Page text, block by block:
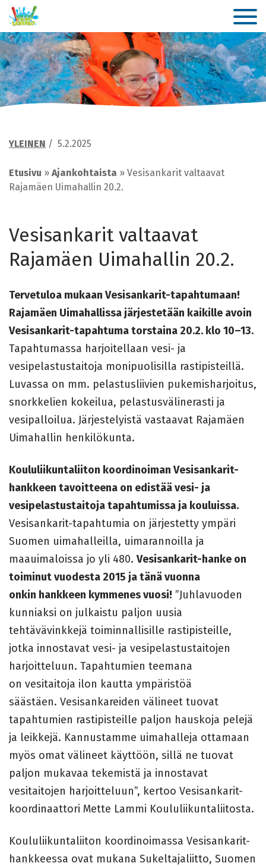
YLEINEN / 5.2.2025
Etusivu » Ajankohtaista » Vesisankarit valtaavat
Rajamäen Uimahallin 20.2.
Vesisankarit valtaavat
Rajamäen Uimahallin 20.2.
Tervetuloa mukaan Vesisankarit-tapahtumaan!
Rajamäen Uimahallissa järjestetään kaikille avoin
Vesisankarit-tapahtuma torstaina 20.2. klo 10–13.
Tapahtumassa harjoitellaan vesi- ja
vesipelastustaitoja monipuolisilla rastipisteillä.
Luvassa on mm. pelastusliivien pukemisharjoitus,
snorkkelien kokeilua, pelastusvälinerasti ja
vesipalloilua. Järjestelyistä vastaavat Rajamäen
Uimahallin henkilökunta.
Koululiikuntaliiton koordinoiman Vesisankarit-
hankkeen tavoitteena on edistää vesi- ja
vesipelastustaitoja tapahtumissa ja kouluissa.
Vesisankarit-tapahtumia on järjestetty ympäri
Suomen uimahalleilla, uimarannoilla ja
maauimaloissa jo yli 480. Vesisankarit-hanke on
toiminut vuodesta 2015 ja tänä vuonna
onkin hankkeen kymmenes vuosi! ”Juhlavuoden
kunniaksi on julkaistu paljon uusia
tehtävävinkkejä toiminnallisille rastipisteille,
jotka innostavat vesi- ja vesipelastustaitojen
harjoitteluun. Tapahtumien teemana
on vesitaitoja ilon kautta ympäristöä
säästäen. Vesisankareiden välineet tuovat
tapahtumien rastipisteille paljon hauskoja pelejä
ja leikkejä. Kannustamme uimahalleja ottamaan
myös omat välineet käyttöön, sillä ne tuovat
paljon mukavaa tekemistä ja innostavat
vesitaitojen harjoitteluun”, kertoo Vesisankarit-
koordinaattori Mette Lammi Koululiikuntaliitosta.
Koululiikuntaliiton koordinoimassa Vesisankarit-
hankkeessa ovat mukana Sukeltajaliitto, Suomen